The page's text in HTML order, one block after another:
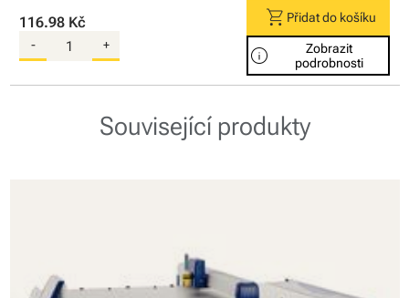
116.98 Kč
- +
shopping_cart Přidat do košíku
info
Zobrazit
podrobnosti
Související produkty